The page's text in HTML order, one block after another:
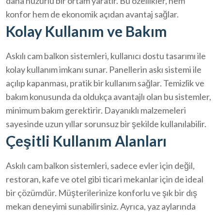
konfor hem de ekonomik açıdan avantaj sağlar.
Kolay Kullanım ve Bakım
Askılı cam balkon sistemleri, kullanıcı dostu tasarımı ile
kolay kullanım imkanı sunar. Panellerin askı sistemi ile
açılıp kapanması, pratik bir kullanım sağlar. Temizlik ve
bakım konusunda da oldukça avantajlı olan bu sistemler,
minimum bakım gerektirir. Dayanıklı malzemeleri
sayesinde uzun yıllar sorunsuz bir şekilde kullanılabilir.
Çeşitli Kullanım Alanları
Askılı cam balkon sistemleri, sadece evler için değil,
restoran, kafe ve otel gibi ticari mekanlar için de ideal
bir çözümdür. Müşterilerinize konforlu ve şık bir dış
mekan deneyimi sunabilirsiniz. Ayrıca, yaz aylarında